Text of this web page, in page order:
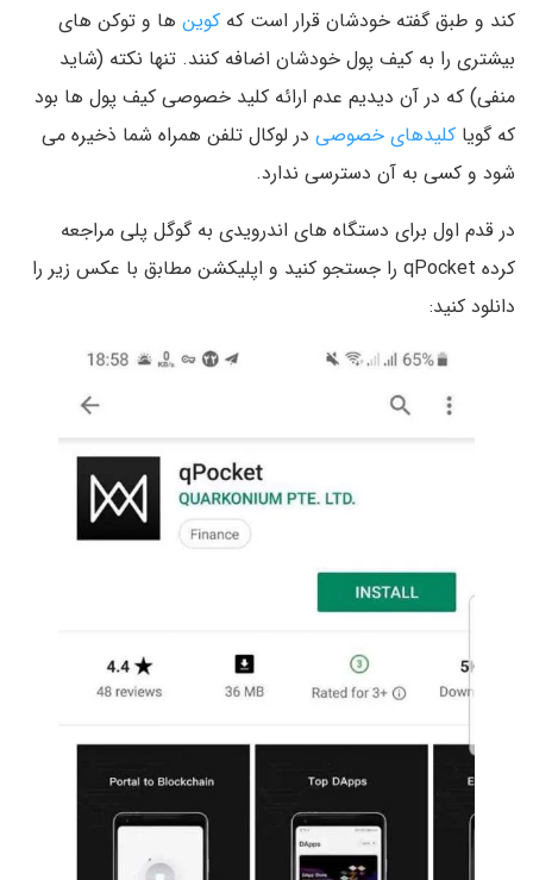
کند و طبق گفته خودشان قرار است که کوین ها و توکن های
بیشتری را به کیف پول خودشان اضافه کنند. تنها نکته (شاید
منفی) که در آن دیدیم عدم ارائه کلید خصوصی کیف پول ها بود
که گویا کلیدهای خصوصی در لوکال تلفن همراه شما ذخیره می
شود و کسی به آن دسترسی ندارد.
در قدم اول برای دستگاه های اندرویدی به گوگل پلی مراجعه
کرده qPocket را جستجو کنید و اپلیکشن مطابق با عکس زیر را
دانلود کنید: